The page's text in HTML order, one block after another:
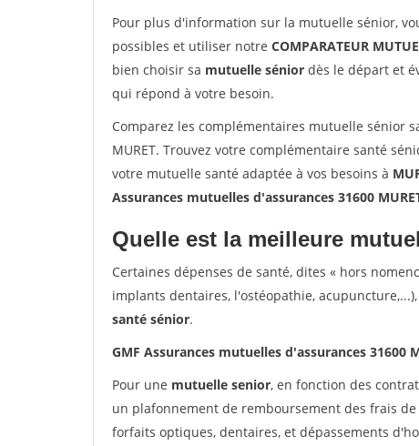
Pour plus d'information sur la mutuelle sénior,
possibles et utiliser notre COMPARATEUR
bien choisir sa mutuelle sénior dès le départ et
qui répond à votre besoin.
Comparez les complémentaires mutuelle sénior
MURET. Trouvez votre complémentaire santé
votre mutuelle santé adaptée à vos besoins à
Assurances mutuelles d'assurances 31600
Quelle est la meilleure
Certaines dépenses de santé, dites « hors
implants dentaires, l'ostéopathie,
santé sénior.
GMF Assurances mutuelles d'assurances 31600
Pour une mutuelle senior, en fonction des
un plafonnement de remboursement des frais
forfaits optiques, dentaires, et dépassements